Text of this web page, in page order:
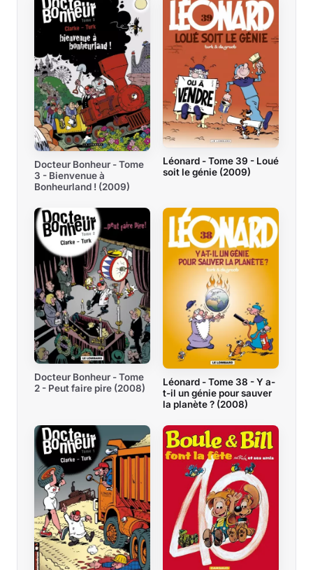
Docteur Bonheur - Tome
3 - Bienvenue à
Bonheurland ! (2009)
Léonard - Tome 39 - Loué
soit le génie (2009)
Docteur Bonheur - Tome
2 - Peut faire pire (2008)
Léonard - Tome 38 - Y a-
t-il un génie pour sauver
la planète ? (2008)